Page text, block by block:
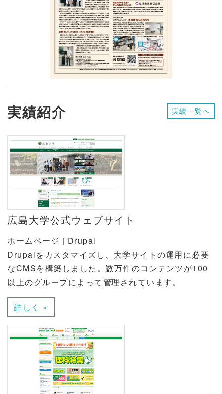
実績紹介 実績一覧へ
広島大学公式ウェブサイト
ホームページ | Drupal
Drupalをカスタマイズし、大学サイトの運用に必要
なCMSを構築しました。数万件のコンテンツが100
以上のグループによって管理されています。
詳しく »